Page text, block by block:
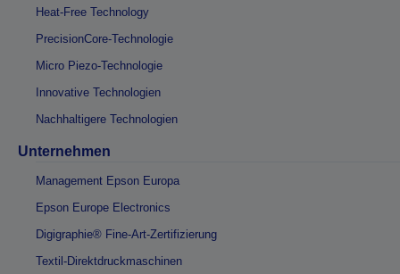
Heat-Free Technology
PrecisionCore-Technologie
Micro Piezo-Technologie
Innovative Technologien
Nachhaltigere Technologien
Unternehmen
Management Epson Europa
Epson Europe Electronics
Digigraphie® Fine-Art-Zertifizierung
Textil-Direktdruckmaschinen